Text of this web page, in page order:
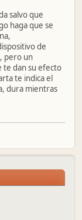
salvo que
haga que se
de
pero un
dan su efecto
te indica el
dura mientras